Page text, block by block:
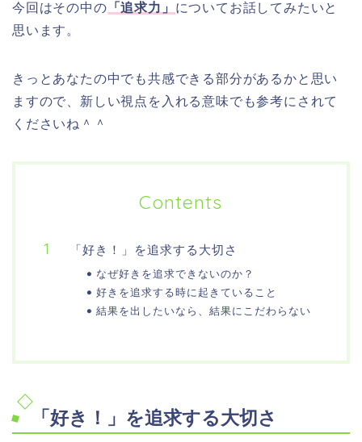
今回はその中の 「追求力」 についてお話してみたいと
思います。
きっとあなたの中でも共感できる部分があるかと思い
ますので、新しい視点を入れる意味でも参考にされて
くださいね＾＾
Contents
「好き！」を追求する大切さ
なぜ好きを追求できないのか？
好きを追求する時に起きていること
結果を出したいなら、結果にこだわらない
「好き！」を追求する大切さ